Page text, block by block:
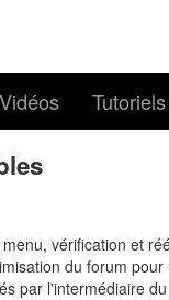
Vidéos Tutoriels
vérification et
du forum
par l'intermédiaire